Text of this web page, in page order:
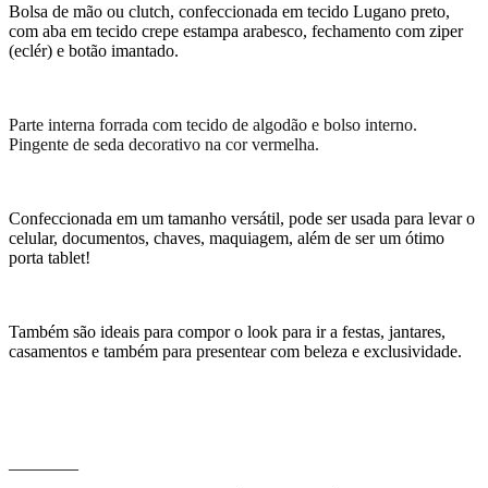
Bolsa de mão ou clutch, confeccionada em tecido Lugano preto,
com aba em tecido crepe estampa arabesco, fechamento com ziper
(eclér) e botão imantado.
Parte interna forrada com tecido de algodão e bolso interno.
Pingente de seda decorativo na cor vermelha.
Confeccionada em um tamanho versátil, pode ser usada para levar o
celular, documentos, chaves, maquiagem, além de ser um ótimo
porta tablet!
Também são ideais para compor o look para ir a festas, jantares,
casamentos e também para presentear com beleza e exclusividade.